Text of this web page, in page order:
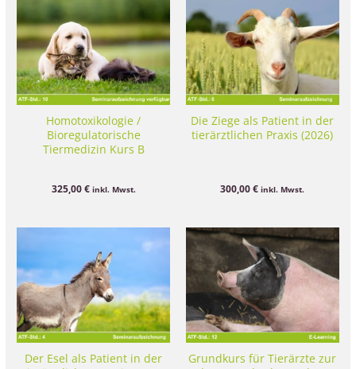
Homotoxikologie /
Bioregulatorische
Tiermedizin Kurs B
325,00€ inkl. Mwst.
Die Ziege als Patient in der
tierärztlichen Praxis (2026)
300,00€ inkl. Mwst.
Der Esel als Patient in der
Grundkurs für Tierärzte zur